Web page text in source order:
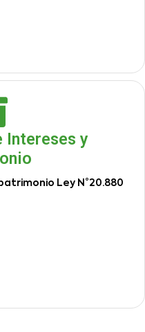
Intereses y
Ley N°20.880